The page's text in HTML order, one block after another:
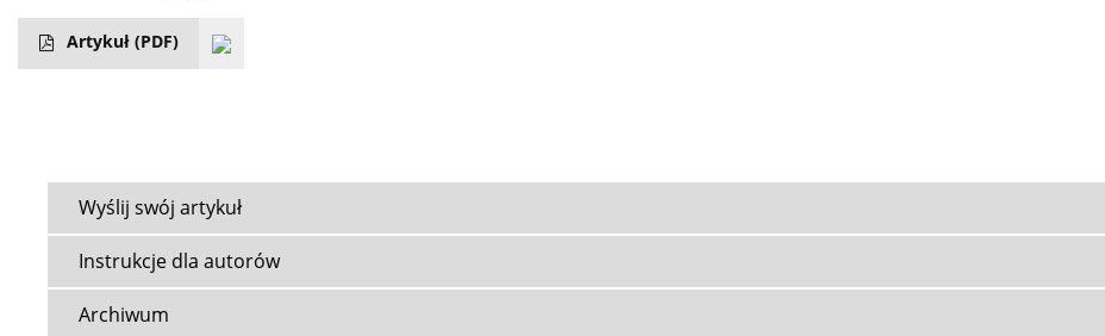
Artykuł (PDF)
Wyślij swój artykuł
Instrukcje dla autorów
Archiwum